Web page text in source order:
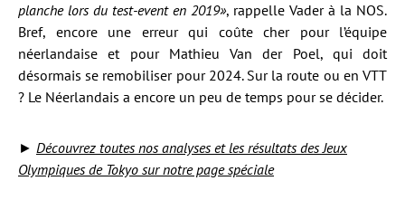
planche lors du test-event en 2019», rappelle Vader à la NOS.
Bref, encore une erreur qui coûte cher pour l’équipe
néerlandaise et pour Mathieu Van der Poel, qui doit
désormais se remobiliser pour 2024. Sur la route ou en VTT
? Le Néerlandais a encore un peu de temps pour se décider.
► Découvrez toutes nos analyses et les résultats des Jeux
Olympiques de Tokyo sur notre page spéciale